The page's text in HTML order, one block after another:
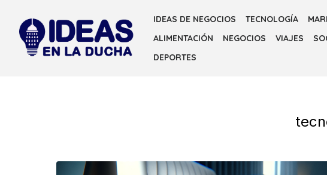
content
IDEAS DE NEGOCIOS TECNOLOGÍA
ALIMENTACIÓN
NEGOCIOS VIAJES
DEPORTES